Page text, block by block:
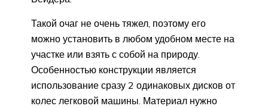
Такой очаг не очень тяжел, поэтому его
можно установить в любом удобном месте на
участке или взять с собой на природу.
Особенностью конструкции является
использование сразу 2 одинаковых дисков от
колес легковой машины. Материал нужно